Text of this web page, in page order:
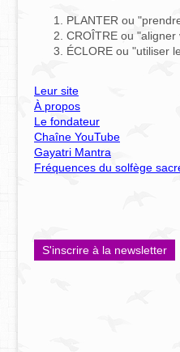
PLANTER ou
CROÎTRE ou
ÉCLORE ou "utiliser
Leur site
À propos
Le fondateur
Chaîne YouTube
Gayatri Mantra
Fréquences du solfège
S'inscrire à la newsletter